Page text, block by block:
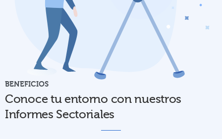
BENEFICIOS
Conoce tu entorno con nuestros
Informes Sectoriales